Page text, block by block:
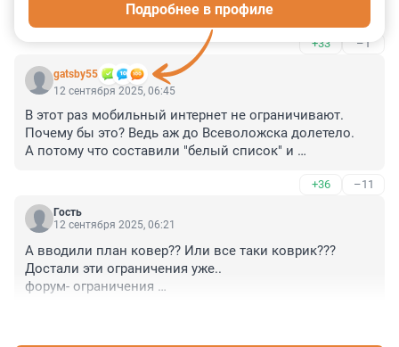
А когда конец спецоперации?
+33 –1
gatsby55
Подробнее в профиле
12 сентября 2025, 06:45
В этот раз мобильный интернет не ограничивают.
Почему бы это? Ведь аж до Всеволожска долетело.
А потому что составили "белый список" и
+36 –11
Гость
12 сентября 2025, 06:21
А вводили план ковер?? Или все таки коврик???
Достали эти ограничения уже..
форум- ограничения